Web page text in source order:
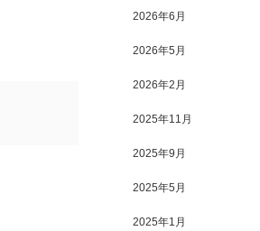
2026年6月
2026年5月
2026年2月
2025年11月
2025年9月
2025年5月
2025年1月